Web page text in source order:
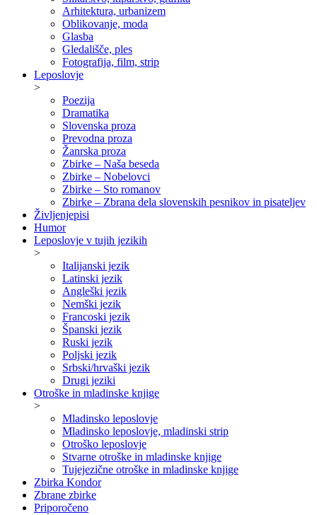
Arhitektura, urbanizem
Oblikovanje, moda
Glasba
Gledališče, ples
Fotografija, film, strip
Leposlovje
>
Poezija
Dramatika
Slovenska proza
Prevodna proza
Žanrska proza
Zbirke – Naša beseda
Zbirke – Nobelovci
Zbirke – Sto romanov
Zbirke – Zbrana dela slovenskih pesnikov in pisateljev
Življenjepisi
Humor
Leposlovje v tujih jezikih
>
Italijanski jezik
Latinski jezik
Angleški jezik
Nemški jezik
Francoski jezik
Španski jezik
Ruski jezik
Poljski jezik
Srbski/hrvaški jezik
Drugi jeziki
Otroške in mladinske knjige
>
Mladinsko leposlovje
Mladinsko leposlovje, mladinski strip
Otroško leposlovje
Stvarne otroške in mladinske knjige
Tujejezične otroške in mladinske knjige
Zbirka Kondor
Zbrane zbirke
Priporočeno